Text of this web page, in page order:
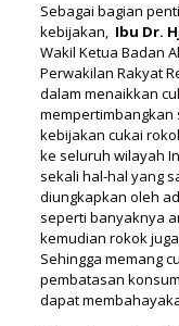
Sebagai bagian
kebijakan, Ibu Dr.
Wakil Ketua Badan
Perwakilan Rakyat
dalam menaikkan
mempertimbangkan
kebijakan cukai
ke seluruh wilayah
sekali hal-hal yang
diungkapkan oleh
seperti banyaknya
kemudian rokok
Sehingga memang
pembatasan
dapat